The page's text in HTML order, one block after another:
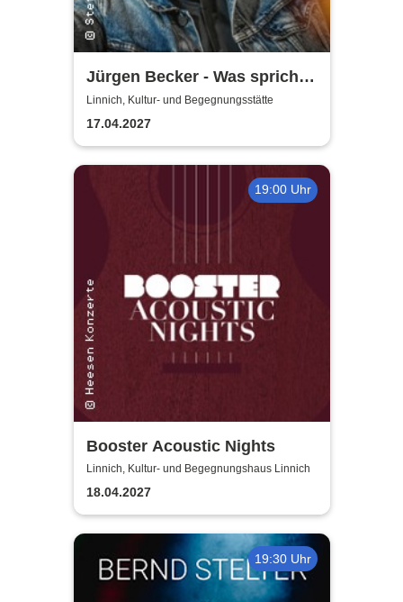
Jürgen Becker - Was spricht
gegen einen schönen Abend?
Linnich, Kultur- und Begegnungsstätte
17.04.2027
19:00 Uhr
Booster Acoustic Nights
Linnich, Kultur- und Begegnungshaus Linnich
18.04.2027
19:30 Uhr